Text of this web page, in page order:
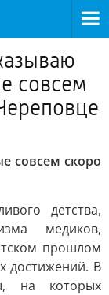
совсем
совсем скоро
детства,
медиков,
прошлом
достижений. В
на которых